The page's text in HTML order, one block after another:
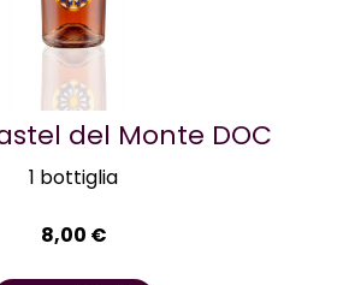
del Monte DOC
1 bottiglia
8,00 €